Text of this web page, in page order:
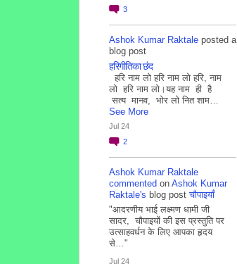
3
Ashok Kumar Raktale posted a
blog post
हरिगीतिका छंद
हरि नाम लो हरि नाम लो हरि, नाम
लो हरि नाम लो।यह नाम ही है
सत्य मानव, भोर लो नित शाम…
See More
Jul 24
2
Ashok Kumar Raktale
commented on Ashok Kumar
Raktale's blog postचौपाइयाँ
"आदरणीय भाई लक्ष्मण धामी जी
सादर, चौपाइयों की इस प्रस्तुति पर
उत्साहवर्धन के लिए आपका हृदय
से…"
Jul 24